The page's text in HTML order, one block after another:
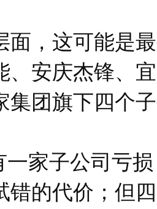
面，这可能是
、安庆杰锋、
集团旗下四个
子公司亏损
错的代价；但